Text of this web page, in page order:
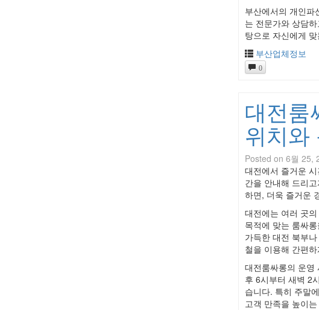
부산에서의 개인파
는 전문가와 상담
탕으로 자신에게
부산업체정보
0
대전룸
위치와
Posted on 6월 25,
대전에서 즐거운
간을 안내해 드리
하면, 더욱 즐거운
대전에는 여러 곳
목적에 맞는 룸싸
가득한 대전 북부
철을 이용해 간편
대전룸싸롱의 운영
후 6시부터 새벽 2
습니다. 특히 주말
고객 만족을 높이